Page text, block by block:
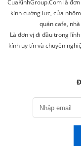
CuaKinhGroup.Com là
kính cường lực, cửa
quán cafe,
Là đơn vị đi đầu trong
kính uy tín và chuyên